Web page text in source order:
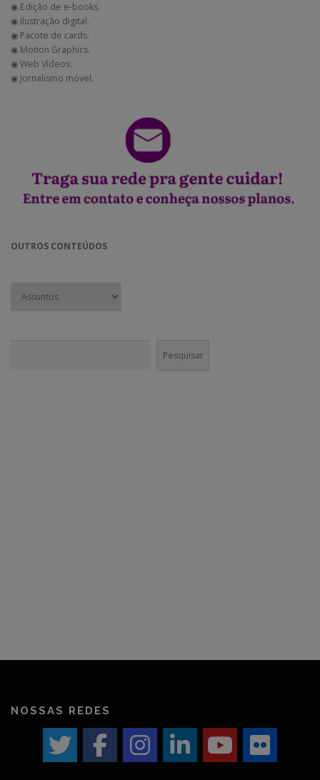
◉ Edição de e-books.
◉ Ilustração digital.
◉ Pacote de cards.
◉ Motion Graphics.
◉ Web Vídeos.
◉ Jornalismo móvel.
OUTROS CONTEÚDOS
Pesquisar
NOSSAS REDES